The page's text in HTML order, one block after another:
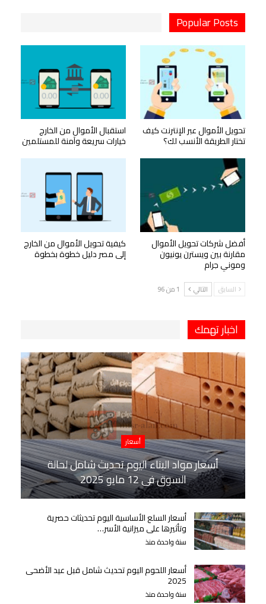
Popular Posts
تحويل الأموال عبر الإنترنت كيف
تختار الطريقة الأنسب لك؟
استقبال الأموال من الخارج
خيارات سريعة وآمنة للمستلمين
أفضل شركات تحويل الأموال
مقارنة بين ويسترن يونيون
وموني جرام
كيفية تحويل الأموال من الخارج
إلى مصر دليل خطوة بخطوة
السابق التالي 1 من 96
اخبار تهمك
أسعار
أسعار مواد البناء اليوم تحديث شامل لحالة
السوق في 12 مايو 2025
أسعار السلع الأساسية اليوم تحديثات حصرية
وتأثيرها على ميزانية الأسر…
سنة واحدة منذ
أسعار اللحوم اليوم تحديث شامل قبل عيد الأضحى
2025
سنة واحدة منذ